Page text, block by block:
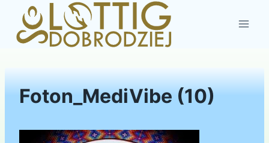
Przejdź
treści
Foton_MediVibe (10)